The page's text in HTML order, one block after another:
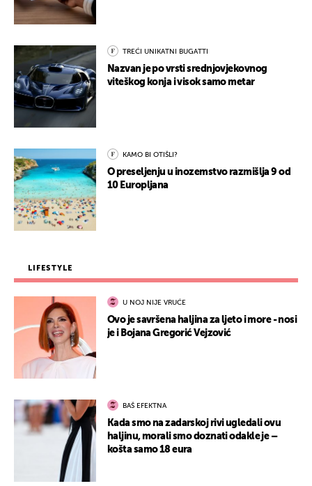
TREĆI UNIKATNI BUGATTI
Nazvan je po vrsti srednjovjekovnog
viteškog konja i visok samo metar
KAMO BI OTIŠLI?
O preseljenju u inozemstvo razmišlja 9 od
10 Europljana
LIFESTYLE
U NOJ NIJE VRUĆE
Ovo je savršena haljina za ljeto i more - nosi
je i Bojana Gregorić Vejzović
BAŠ EFEKTNA
Kada smo na zadarskoj rivi ugledali ovu
haljinu, morali smo doznati odakle je –
košta samo 18 eura